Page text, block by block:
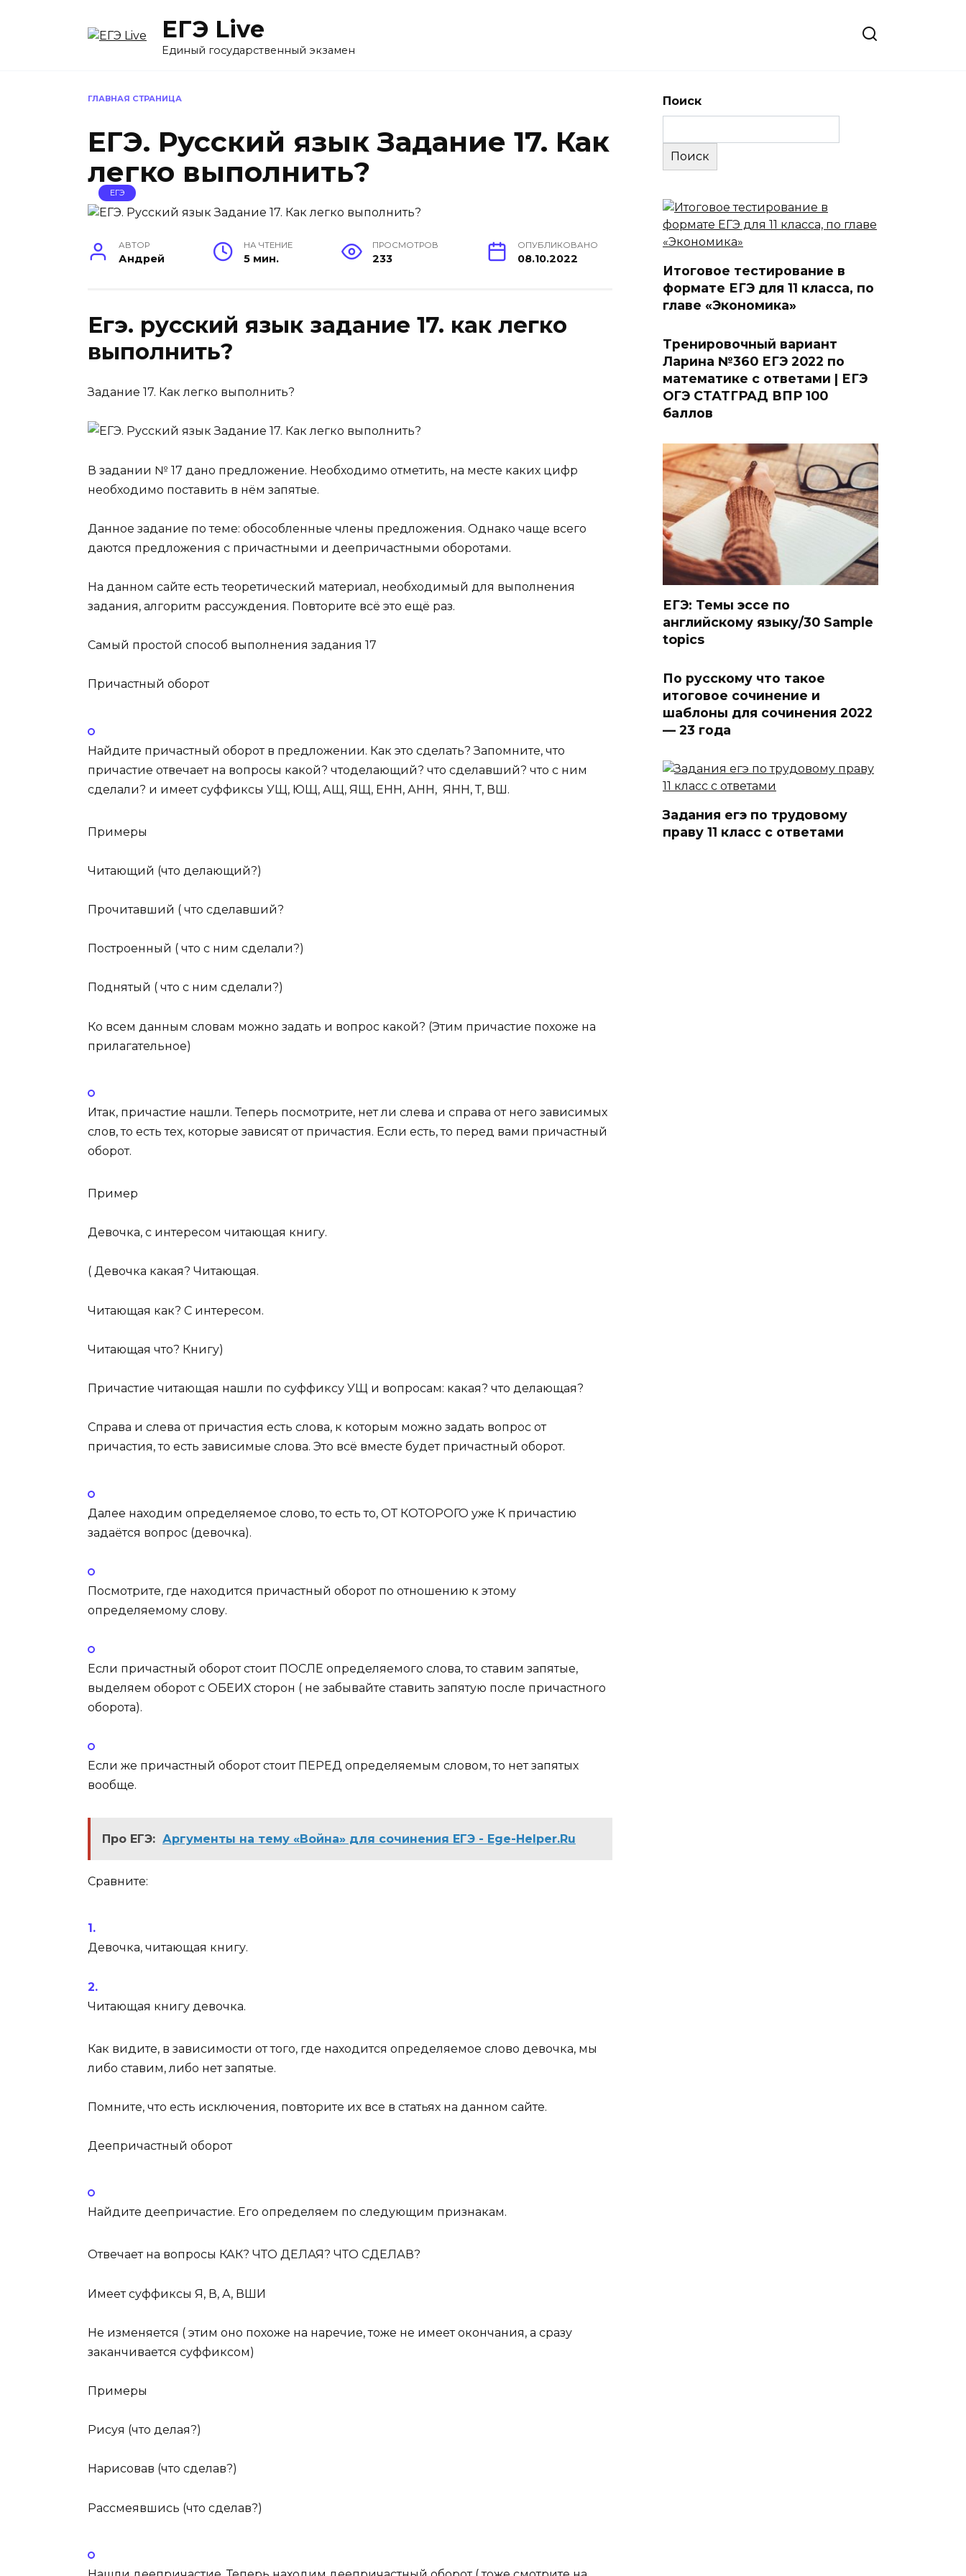
ЕГЭ Live
Единый государственный экзамен
ГЛАВНАЯ СТРАНИЦА
ЕГЭ. Русский язык Задание 17. Как
легко выполнить?
ЕГЭ
АВТОР
Андрей
НА ЧТЕНИЕ
5 мин.
ПРОСМОТРОВ
233
ОПУБЛИКОВАНО
08.10.2022
Егэ. русский язык задание 17. как легко
выполнить?
Задание 17. Как легко выполнить?
В задании № 17 дано предложение. Необходимо отметить, на месте каких цифр
необходимо поставить в нём запятые.
Данное задание по теме: обособленные члены предложения. Однако чаще всего
даются предложения с причастными и деепричастными оборотами.
На данном сайте естьтеоретический материал, необходимый для выполнения
задания, алгоритм рассуждения. Повторите всё это ещё раз.
Самый простой способ выполнения задания 17
Причастный оборот
Найдите причастный оборотв предложении. Как это сделать? Запомните, что
причастие отвечает на вопросы какой? чтоделающий? что сделавший? что с ним
сделали? и имеет суффиксы УЩ, ЮЩ, АЩ, ЯЩ, ЕНН, АНН, ЯНН, Т, ВШ.
Примеры
Читающий (что делающий?)
Прочитавший ( что сделавший?
Построенный ( что с ним сделали?)
Поднятый ( что с ним сделали?)
Ко всем данным словам можно задать и вопрос какой? (Этим причастие похоже на
прилагательное)
Итак, причастие нашли. Теперь посмотрите, нет ли слева и справа от него зависимых
слов, то есть тех, которые зависят от причастия. Если есть, то перед вами причастный
оборот.
Пример
Девочка, с интересом читающая книгу.
( Девочка какая? Читающая.
Читающая как? С интересом.
Читающая что? Книгу)
Причастие читающая нашли по суффиксу УЩ и вопросам: какая? что делающая?
Справа и слева от причастия есть слова, к которым можно задать вопрос от
причастия, то есть зависимые слова. Это всё вместе будет причастный оборот.
Далее находим определяемое слово, то есть то, ОТ КОТОРОГО уже К причастию
задаётся вопрос (девочка).
Посмотрите, где находится причастный оборотпо отношению к этому
определяемому слову.
Если причастный оборот стоит ПОСЛЕ определяемого слова, то ставим запятые,
выделяем оборотс ОБЕИХ сторон ( не забывайте ставить запятую после причастного
оборота).
Если же причастный оборот стоит ПЕРЕД определяемым словом, то нет запятых
вообще.
Про ЕГЭ: Аргументы на тему «Война» для сочинения ЕГЭ - Ege-Helper.Ru
Сравните:
Девочка, читающая книгу.
Читающая книгу девочка.
Как видите, в зависимости от того, где находится определяемое слово девочка, мы
либо ставим, либо нет запятые.
Помните, что есть исключения, повторите их все в статьях на данном сайте.
Деепричастный оборот
Найдите деепричастие. Его определяем по следующим признакам.
Отвечает на вопросы КАК? ЧТО ДЕЛАЯ? ЧТО СДЕЛАВ?
Имеет суффиксы Я, В, А, ВШИ
Не изменяется ( этим оно похоже на наречие, тоже не имеет окончания, а сразу
заканчивается суффиксом)
Примеры
Рисуя (что делая?)
Нарисовав (что сделав?)
Рассмеявшись (что сделав?)
Поиск
Поиск
Итоговое тестирование в
формате ЕГЭ для 11 класса, по
главе «Экономика»
Тренировочный вариант
Ларина №360 ЕГЭ 2022 по
математике с ответами | ЕГЭ
ОГЭ СТАТГРАД ВПР 100
баллов
ЕГЭ: Темы эссе по
английскому языку/30 Sample
topics
По русскому что такое
итоговое сочинение и
шаблоны для сочинения 2022
— 23 года
Задания егэ по трудовому
праву 11 класс с ответами